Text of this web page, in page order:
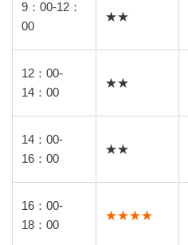
9：00-12：
00
★★
12：00-
14：00
★★
14：00-
16：00
★★
16：00-
18：00
★★★★